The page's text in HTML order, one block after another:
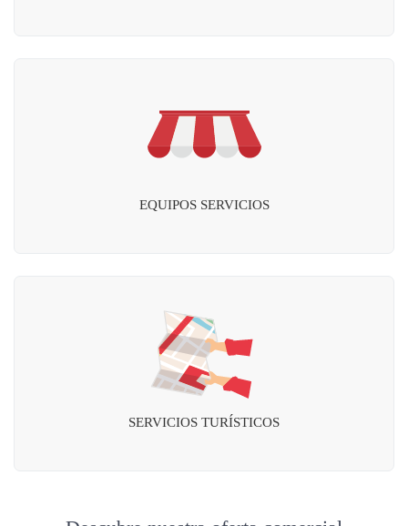
EQUIPOS SERVICIOS
SERVICIOS TURÍSTICOS